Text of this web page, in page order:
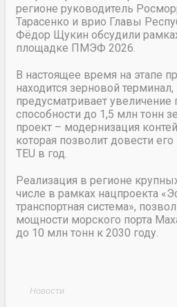
регионе руководитель
Тарасенко и врио Главы
Фёдор Щукин обсудили
площадке ПМЭФ 2026.
В настоящее время на этапе
находится зерновой
предусматривает увеличение
способности до 1,5 млн тонн
проект – модернизация
которая позволит довести
TEU в год.
Реализация в регионе
числе в рамках нацпроекта
транспортная система»,
мощности морского порта
до 10 млн тонн к 2030 году.
Новости